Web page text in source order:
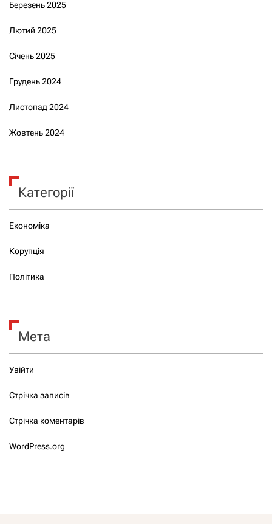
Березень 2025
Лютий 2025
Січень 2025
Грудень 2024
Листопад 2024
Жовтень 2024
Категорії
Економіка
Корупція
Політика
Мета
Увійти
Стрічка записів
Стрічка коментарів
WordPress.org